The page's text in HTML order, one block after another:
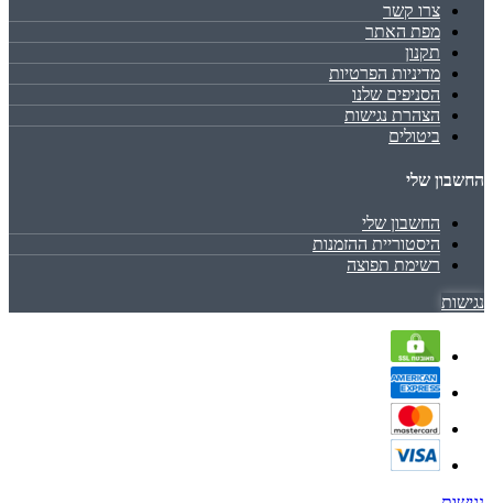
צרו קשר
מפת האתר
תקנון
מדיניות הפרטיות
הסניפים שלנו
הצהרת נגישות
ביטולים
החשבון שלי
החשבון שלי
היסטוריית ההזמנות
רשימת תפוצה
נגישות